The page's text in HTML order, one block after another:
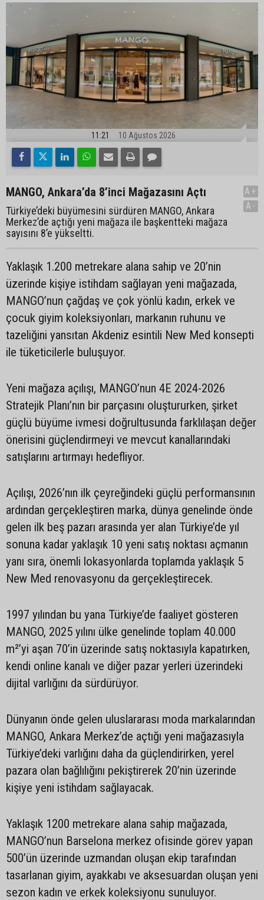
11:21 10 Ağustos 2026
MANGO, Ankara’da 8’inci Mağazasını Açtı
Türkiye’deki büyümesini sürdüren MANGO, Ankara
Merkez’de açtığı yeni mağaza ile başkentteki mağaza
sayısını 8’e yükseltti.
A+
A-
Yaklaşık 1.200 metrekare alana sahip ve 20’nin
üzerinde kişiye istihdam sağlayan yeni mağazada,
MANGO’nun çağdaş ve çok yönlü kadın, erkek ve
çocuk giyim koleksiyonları, markanın ruhunu ve
tazeliğini yansıtan Akdeniz esintili New Med konsepti
ile tüketicilerle buluşuyor.
Yeni mağaza açılışı, MANGO’nun 4E 2024-2026
Stratejik Planı’nın bir parçasını oluştururken, şirket
güçlü büyüme ivmesi doğrultusunda farklılaşan değer
önerisini güçlendirmeyi ve mevcut kanallarındaki
satışlarını artırmayı hedefliyor.
Açılışı, 2026’nın ilk çeyreğindeki güçlü performansının
ardından gerçekleştiren marka, dünya genelinde önde
gelen ilk beş pazarı arasında yer alan Türkiye’de yıl
sonuna kadar yaklaşık 10 yeni satış noktası açmanın
yanı sıra, önemli lokasyonlarda toplamda yaklaşık 5
New Med renovasyonu da gerçekleştirecek.
1997 yılından bu yana Türkiye’de faaliyet gösteren
MANGO, 2025 yılını ülke genelinde toplam 40.000
m²’yi aşan 70’in üzerinde satış noktasıyla kapatırken,
kendi online kanalı ve diğer pazar yerleri üzerindeki
dijital varlığını da sürdürüyor.
Dünyanın önde gelen uluslararası moda markalarından
MANGO, Ankara Merkez’de açtığı yeni mağazasıyla
Türkiye’deki varlığını daha da güçlendirirken, yerel
pazara olan bağlılığını pekiştirerek 20’nin üzerinde
kişiye yeni istihdam sağlayacak.
Yaklaşık 1200 metrekare alana sahip mağazada,
MANGO’nun Barselona merkez ofisinde görev yapan
500’ün üzerinde uzmandan oluşan ekip tarafından
tasarlanan giyim, ayakkabı ve aksesuardan oluşan yeni
sezon kadın ve erkek koleksiyonu sunuluyor.